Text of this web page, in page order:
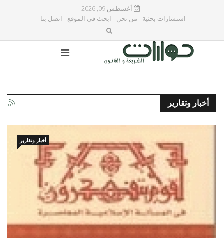
أغسطس 09, 2026
استشارات بحثية
من نحن ابحث في الموقع اتصل بنا
أخبار وتقارير
أخبار وتقارير